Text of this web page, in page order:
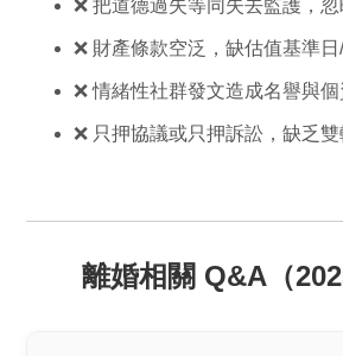
❌ 把道德過失等同失去監護，忽
❌ 財產條款空泛，缺估值基準日
❌ 情緒性社群發文造成名譽與個
❌ 只押協議或只押訴訟，缺乏雙
離婚相關 Q&A（